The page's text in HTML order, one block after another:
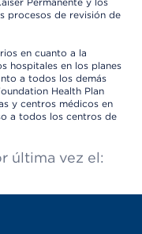
procesos de revisión de
en cuanto a la
hospitales en los planes
a todos los demás
Health Plan
y centros médicos en
a todos los centros de
última vez el: